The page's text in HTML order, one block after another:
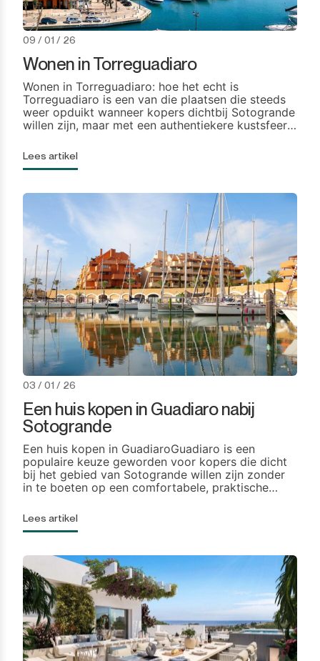
09 / 01 / 26
Wonen in Torreguadiaro
Wonen in Torreguadiaro: hoe het echt is
Torreguadiaro is een van die plaatsen die steeds
weer opduikt wanneer kopers dichtbij Sotogrande
willen zijn, maar met een authentiekere kustsfeer
direct naast de jachthaven en het bredere gebied
van Sotogrande, wat de aantrekkingskracht voor
Lees artikel
03 / 01 / 26
Een huis kopen in Guadiaro nabij
Sotogrande
Een huis kopen in GuadiaroGuadiaro is een
populaire keuze geworden voor kopers die dicht
bij het gebied van Sotogrande willen zijn zonder
in te boeten op een comfortabele, praktische
van een premium hub met de sfeer van een
bewoonde, functionele gemeenschap – is precies
Lees artikel